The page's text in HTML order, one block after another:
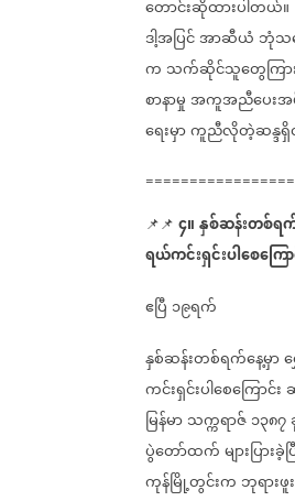
တောင်းဆိုထားပါတယ်။
ဒါ့အပြင်အာဆီယံ ဘုံသ
က သက်ဆိုင်သူတွေကြာ
စာနာမှုအကူအညီပေးအ
ရေးမှာကူညီလိုတဲ့ဆန္ဒ
📌📌 ၄။နှစ်ဆန်းတစ်ရ
ရယ်ကင်းရှင်းပါစေကြေ
ဧပြီ ၁၉ရက်
နှစ်ဆန်းတစ်ရက်နေ့မှာ
ကင်းရှင်းပါစေကြောင်း
မြန်မာသက္ကရာဇ်၁၃၈၇
ပွဲတော်ထက်များပြားခဲ့
ကုန်မြို့တွင်းက ဘုရား